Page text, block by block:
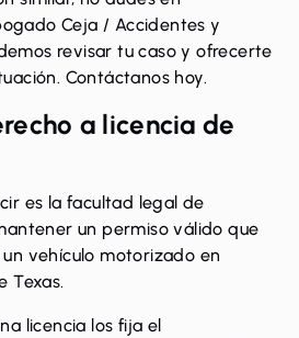
Ceja / Accidentes y
revisar tu caso y ofrecerte
Contáctanos hoy.
a licencia de
es la facultad legal de
un permiso válido que
vehículo motorizado en
Texas.
licencia los fija el